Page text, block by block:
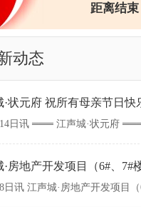
距离结束
动态
·状元府 祝所有母亲节日快
·房地产开发项目（6#、7#